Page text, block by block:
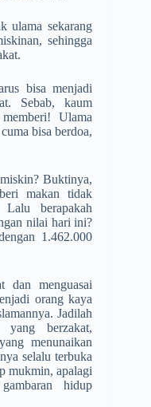
ulama sekarang
sehingga
bisa menjadi
Sebab, kaum
Ulama
bisa berdoa,
Buktinya,
makan tidak
berapakah
nilai hari ini?
1.462.000
dan menguasai
orang kaya
Jadilah
berzakat,
menunaikan
selalu terbuka
mukmin, apalagi
hidup